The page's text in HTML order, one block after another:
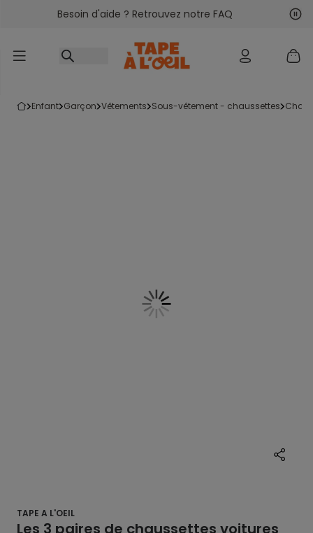
Accéder au contenu
Besoin d'aide ? Retrouvez notre FAQ
enfant garçon vêtements sous-vêtement - chaussettes
TAPE A L'OEIL
Les 3 paires de chaussettes voitures